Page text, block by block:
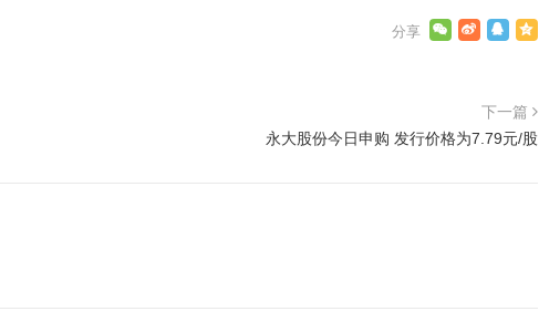
下一篇
永大股份今日申购 发行价格为7.79元/股